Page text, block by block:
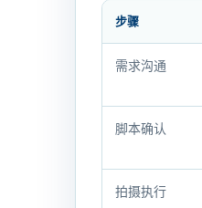
服
务
骤
与
步骤
需求沟通
脚本确认
拍摄执行